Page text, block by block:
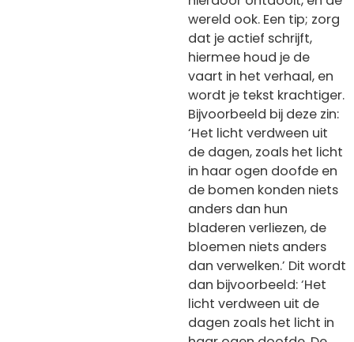
wereld ook. Een tip; zorg
dat je actief schrijft,
hiermee houd je de
vaart in het verhaal, en
wordt je tekst krachtiger.
Bijvoorbeeld bij deze zin:
‘Het licht verdween uit
de dagen, zoals het licht
in haar ogen doofde en
de bomen konden niets
anders dan hun
bladeren verliezen, de
bloemen niets anders
dan verwelken.’ Dit wordt
dan bijvoorbeeld: ‘Het
licht verdween uit de
dagen zoals het licht in